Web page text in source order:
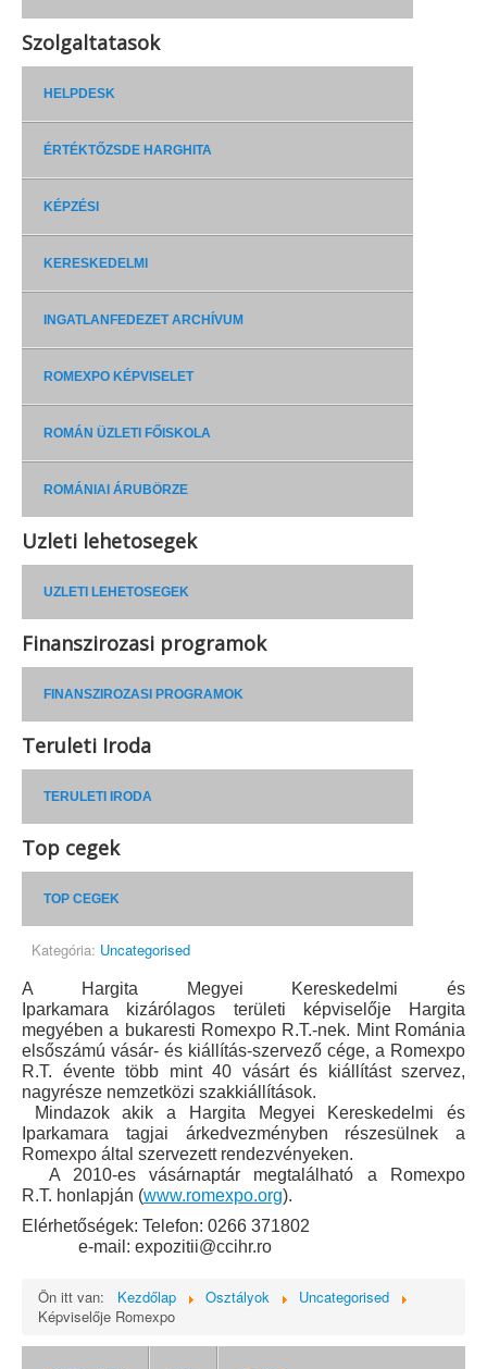
Szolgaltatasok
HELPDESK
ÉRTÉKTŐZSDE HARGHITA
KÉPZÉSI
KERESKEDELMI
INGATLANFEDEZET ARCHÍVUM
ROMEXPO KÉPVISELET
ROMÁN ÜZLETI FŐISKOLA
ROMÁNIAI ÁRUBÖRZE
Uzleti lehetosegek
UZLETI LEHETOSEGEK
Finanszirozasi programok
FINANSZIROZASI PROGRAMOK
Teruleti Iroda
TERULETI IRODA
Top cegek
TOP CEGEK
Kategória: Uncategorised
A Hargita Megyei Kereskedelmi és
Iparkamara
kizárólagos területi képviselője Hargita
megyében a bukaresti Romexpo R.T.-nek. Mint Románia
elsőszámú vásár- és kiállítás-szervező cége, a Romexpo
R.T. évente több mint 40 vásárt és kiállítást szervez,
nagyrésze nemzetközi szakkiállítások.
Mindazok akik a
Hargita Megyei Kereskedelmi és
Iparkamara tagjai árkedvezményben részesülnek a
Romexpo által szervezett rendezvényeken.
A 2010-es vásárnaptár megtalálható a Romexpo
R.T. honlapján (www.romexpo.org).
Elérhetőségek: Telefon: 0266 371802
e-mail: expozitii@ccihr.ro
Ön itt van: Kezdőlap Osztályok
Uncategorised
Képviselője Romexpo